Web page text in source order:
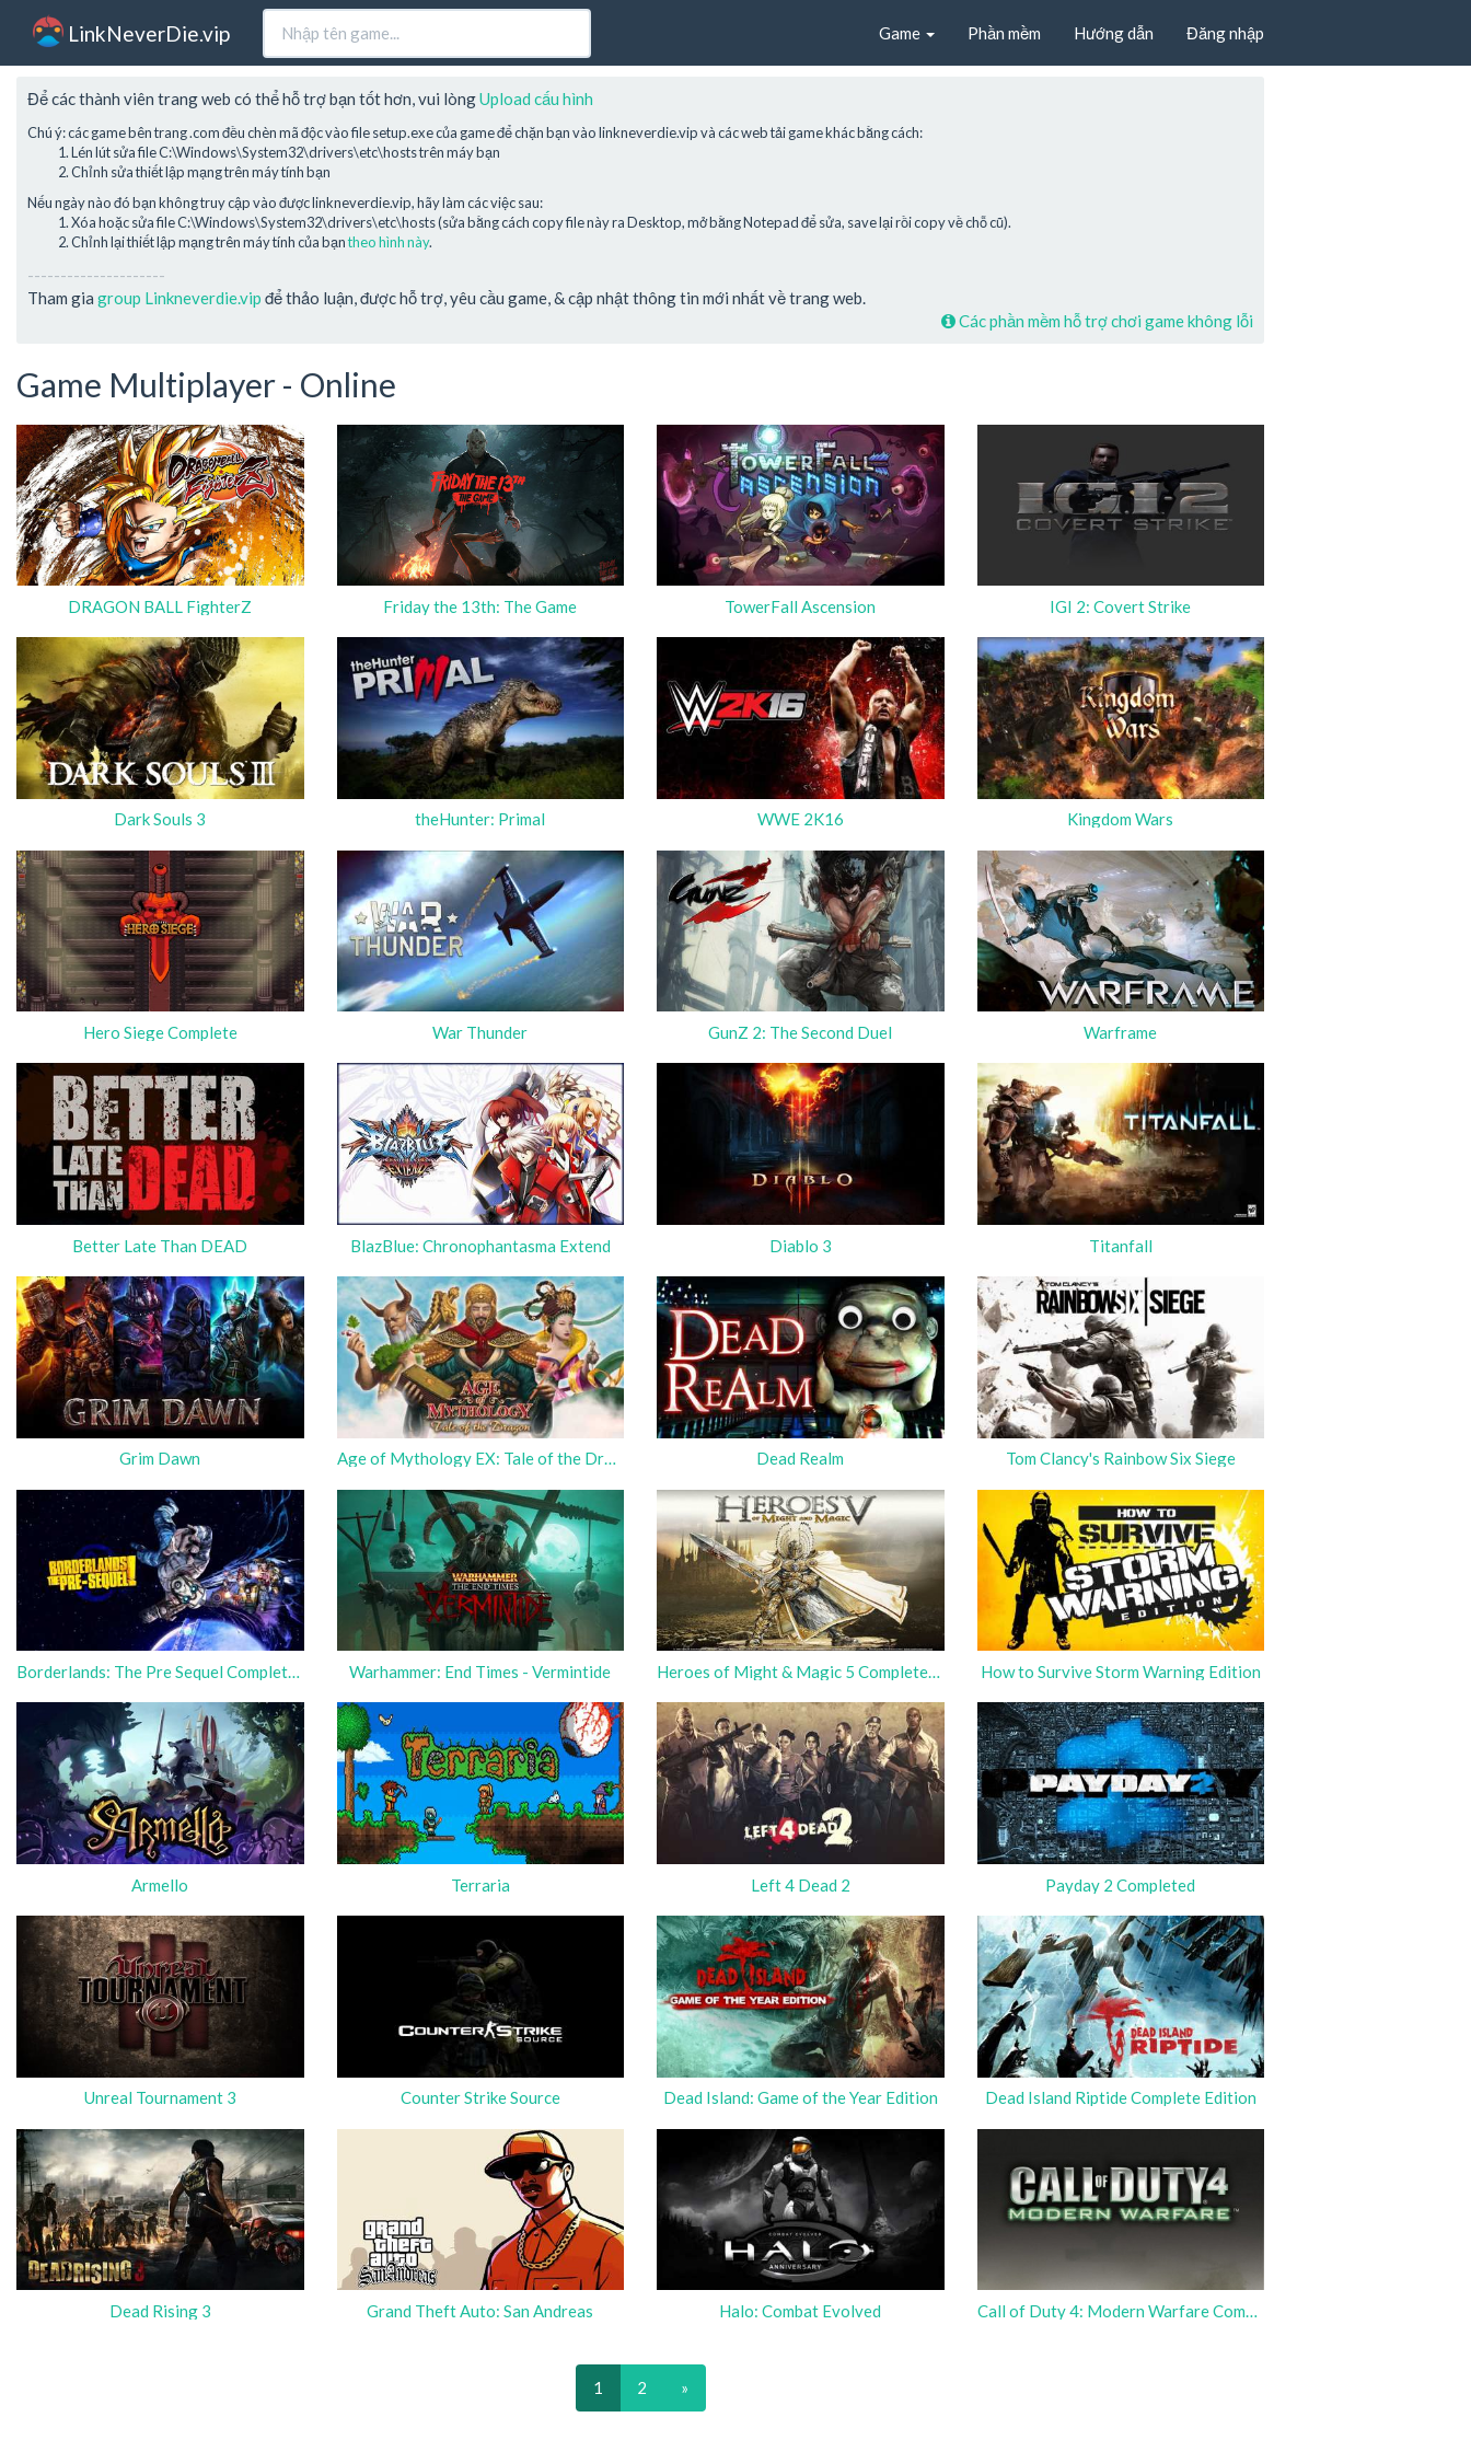
LinkNeverDie.vip Game Phần mềm Hướng dẫn Đăng nhập
Để các thành viên trang web có thể hỗ trợ bạn tốt hơn, vui lòngUpload cấu hình
Chú ý: các game bên trang .com đều chèn mã độc vào file setup.exe của game để chặn bạn vào linkneverdie.vip và các web tải game khác bằng cách:
Lén lút sửa file C:\Windows\System32\drivers\etc\hosts trên máy bạn
Chỉnh sửa thiết lập mạng trên máy tính bạn
Nếu ngày nào đó bạn không truy cập vào được linkneverdie.vip, hãy làm các việc sau:
Xóa hoặc sửa file C:\Windows\System32\drivers\etc\hosts (sửa bằng cách copy file này ra Desktop, mở bằng Notepad để sửa, save lại rồi copy về chỗ cũ).
Chỉnh lại thiết lập mạng trên máy tính của bạntheo hình này.
---------------------
Tham gia group Linkneverdie.vip để thảo luận, được hỗ trợ, yêu cầu game, & cập nhật thông tin mới nhất về trang web.
Các phần mềm hỗ trợ chơi game không lỗi
Game Multiplayer - Online
DRAGON BALL FighterZ Friday the 13th: The Game TowerFall Ascension IGI 2: Covert Strike
Dark Souls 3 theHunter: Primal WWE 2K16 Kingdom Wars
Hero Siege Complete War Thunder GunZ 2: The Second Duel Warframe
Better Late Than DEAD BlazBlue: Chronophantasma Extend Diablo 3 Titanfall
Grim Dawn Age of Mythology EX: Tale of the Dragon Dead Realm Tom Clancy's Rainbow Six Siege
Borderlands: The Pre Sequel Complete Edition Warhammer: End Times - Vermintide Heroes of Might & Magic 5 Completed Edition How to Survive Storm Warning Edition
Armello Terraria Left 4 Dead 2 Payday 2 Completed
Unreal Tournament 3 Counter Strike Source Dead Island: Game of the Year Edition Dead Island Riptide Complete Edition
Dead Rising 3 Grand Theft Auto: San Andreas Halo: Combat Evolved Call of Duty 4: Modern Warfare Complete
1 2 »